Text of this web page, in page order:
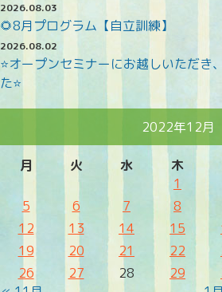
2026.08.03
🌻8月プログラム【自立訓練】
2026.08.02
⭐オープンセミナーにお越しいただき
た⭐
2022年12月
月 火 水 木
1
5
6 7 8
12
13 14 15
19
20 21 22
26
27 28 29